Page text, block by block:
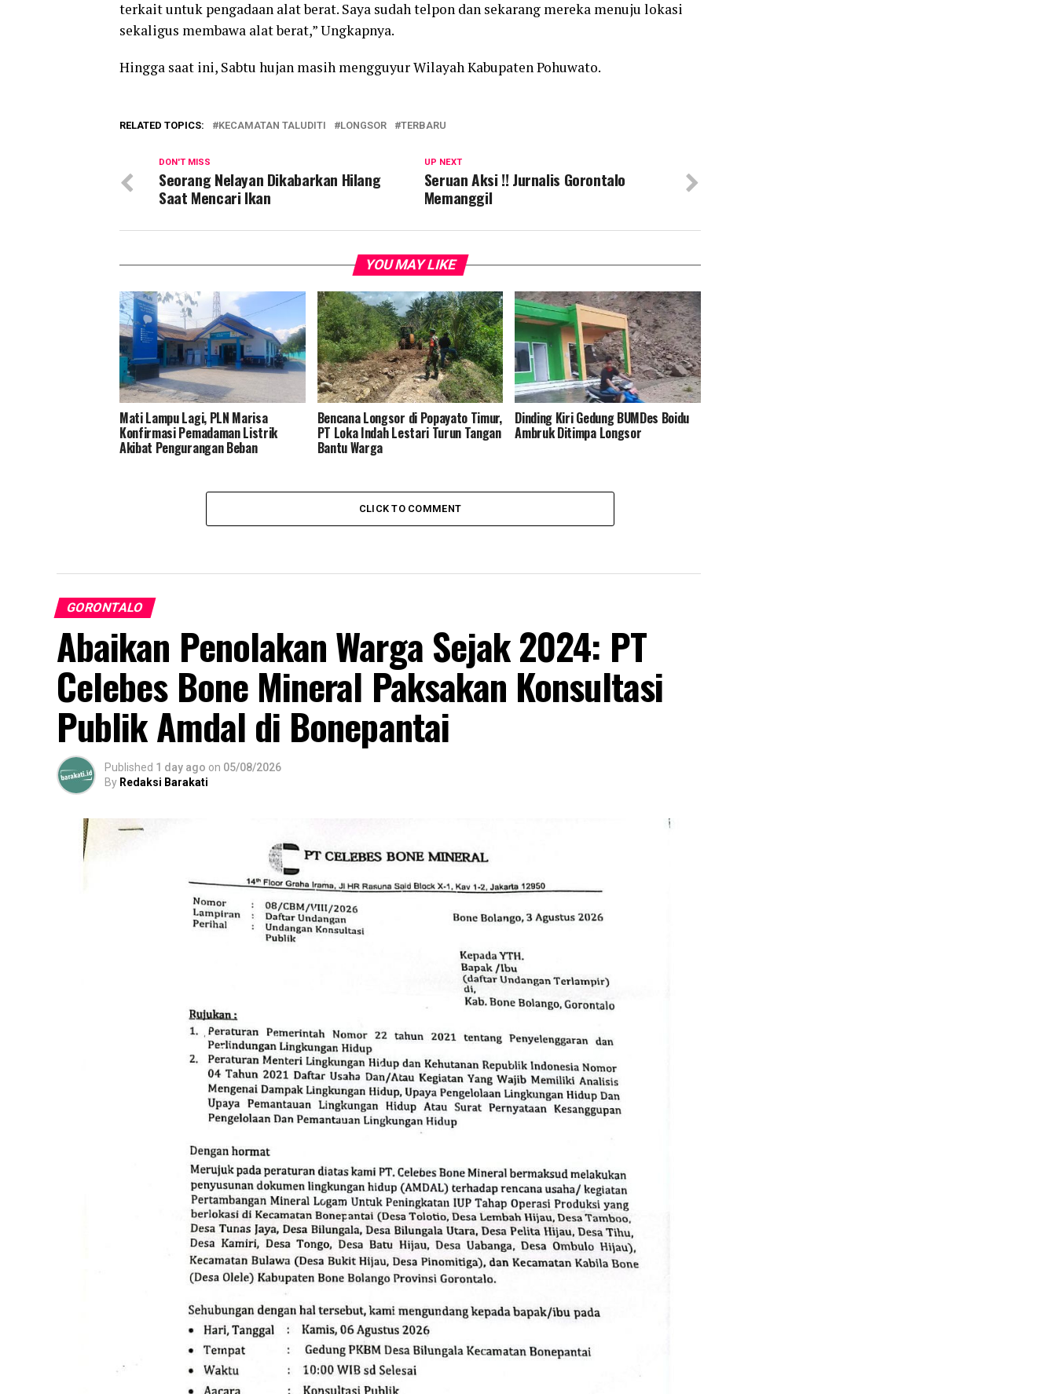
terkait untuk pengadaan alat berat. Saya sudah telpon dan sekarang mereka menuju lokasi
sekaligus membawa alat berat,” Ungkapnya.
Hingga saat ini, Sabtu hujan masih mengguyur Wilayah Kabupaten Pohuwato.
RELATED TOPICS: KECAMATAN TALUDITI LONGSOR TERBARU
UP NEXT
Seruan Aksi !! Jurnalis Gorontalo
Memanggil
DON'T MISS
Seorang Nelayan Dikabarkan Hilang
Saat Mencari Ikan
YOU MAY LIKE
Mati Lampu Lagi, PLN Marisa
Konfirmasi Pemadaman Listrik
Akibat Pengurangan Beban
Bencana Longsor di Popayato Timur,
PT Loka Indah Lestari Turun Tangan
Bantu Warga
Dinding Kiri Gedung BUMDes Boidu
Ambruk Ditimpa Longsor
CLICK TO COMMENT
GORONTALO
Abaikan Penolakan Warga Sejak 2024: PT
Celebes Bone Mineral Paksakan Konsultasi
Publik Amdal di Bonepantai
Published 1 day ago on 05/08/2026
By Redaksi Barakati